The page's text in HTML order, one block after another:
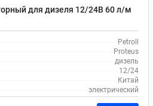
для дизеля 12/24В 60 л/м
Petroll
Proteus
дизель
12/24
Китай
электрический